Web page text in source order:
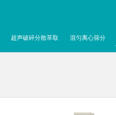
超声破碎分散萃取 混匀离心筛分